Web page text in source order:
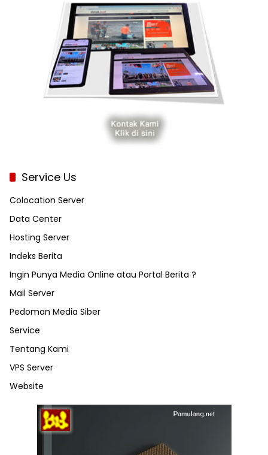
Service Us
Colocation Server
Data Center
Hosting Server
Indeks Berita
Ingin Punya Media Online atau Portal Berita ?
Mail Server
Pedoman Media Siber
Service
Tentang Kami
VPS Server
Website